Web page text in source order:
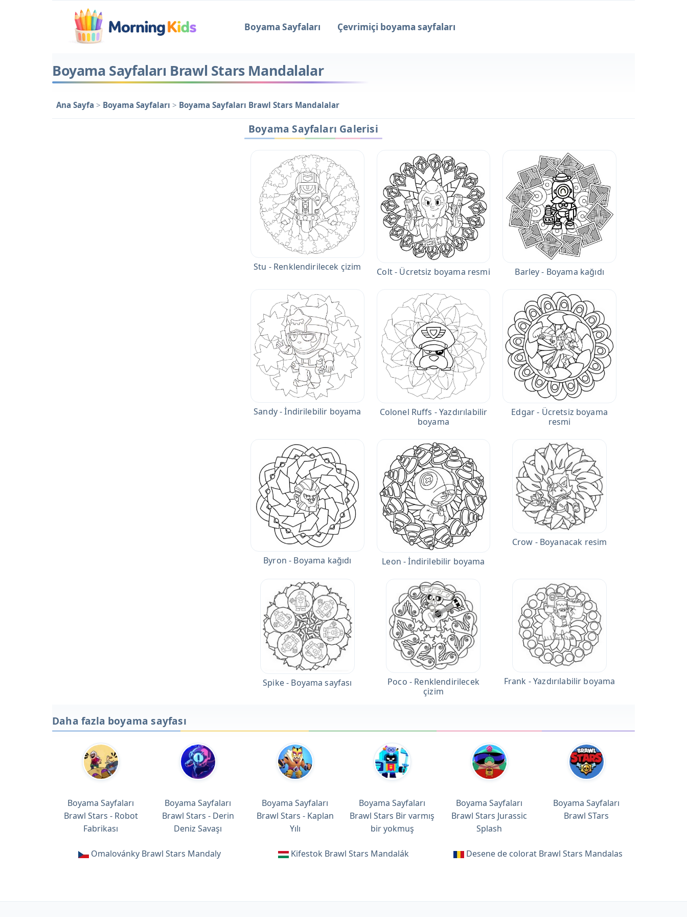
Boyama Sayfaları Çevrimiçi boyama sayfaları
Boyama Sayfaları Brawl Stars Mandalalar
Ana Sayfa > Boyama Sayfaları > Boyama Sayfaları Brawl Stars Mandalalar
Boyama Sayfaları Galerisi
Stu - Renklendirilecek çizim Colt - Ücretsiz boyama resmi Barley - Boyama kağıdı
Sandy - İndirilebilir boyama
Colonel Ruffs - Yazdırılabilir
boyama
Edgar - Ücretsiz boyama
resmi
Byron - Boyama kağıdı Leon - İndirilebilir boyama
Crow - Boyanacak resim
Spike - Boyama sayfası
Poco - Renklendirilecek
çizim
Frank - Yazdırılabilir boyama
Daha fazla boyama sayfası
Boyama Sayfaları
Brawl Stars - Robot
Fabrikası
Boyama Sayfaları
Brawl Stars - Derin
Deniz Savaşı
Boyama Sayfaları
Brawl Stars - Kaplan
Yılı
Boyama Sayfaları
Brawl Stars Bir varmış
bir yokmuş
Boyama Sayfaları
Brawl Stars Jurassic
Splash
Boyama Sayfaları
Brawl STars
Omalovánky Brawl Stars Mandaly Kifestok Brawl Stars Mandalák Desene de colorat Brawl Stars Mandalas